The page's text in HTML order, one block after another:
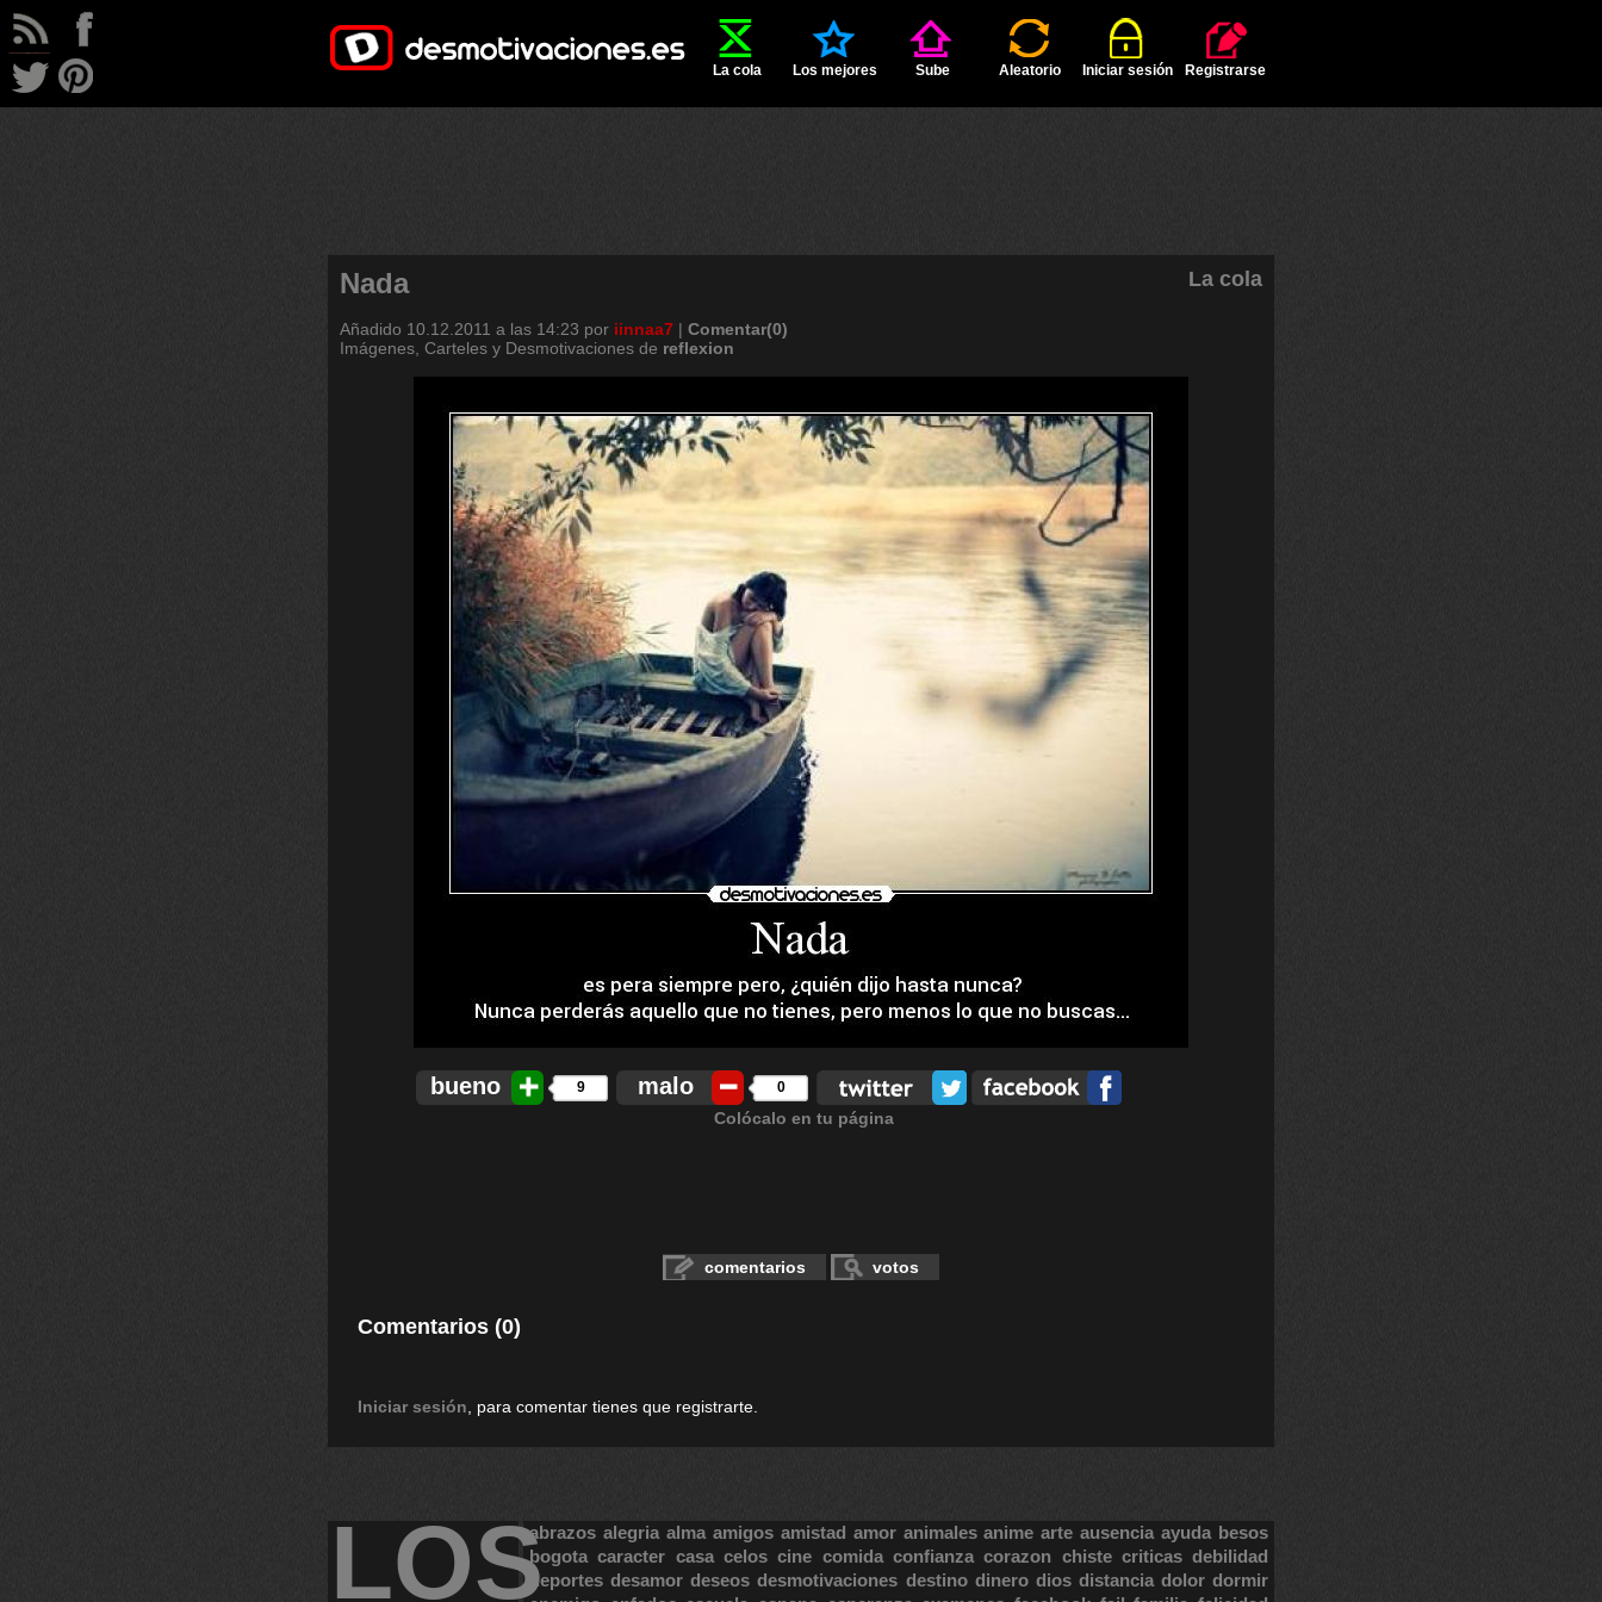
La cola Los mejores Sube Aleatorio Iniciar sesión Registrarse
Nada La cola
Añadido 10.12.2011 a las 14:23 por iinnaa7 | Comentar(0)
Imágenes, Carteles y Desmotivaciones de reflexion
bueno 9 malo 0
Colócalo en tu página
comentarios votos
Comentarios (0)
Iniciar sesión , para comentar tienes que registrarte.
LOSabrazos alegria alma amigos amistad amor animales anime arte ausencia ayuda besos
bogota caracter casa celos cine comida confianza corazon chiste criticas debilidad
deportes desamor deseos desmotivaciones destino dinero dios distancia dolor dormir